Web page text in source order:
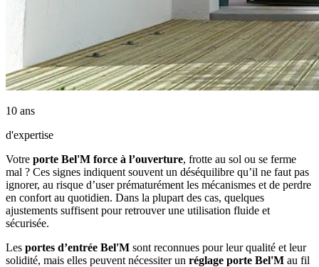
10 ans
d'expertise
Votre porte Bel'M force à l’ouverture, frotte au sol ou se ferme
mal ? Ces signes indiquent souvent un déséquilibre qu’il ne faut pas
ignorer, au risque d’user prématurément les mécanismes et de perdre
en confort au quotidien. Dans la plupart des cas, quelques
ajustements suffisent pour retrouver une utilisation fluide et
sécurisée.
Les portes d’entrée Bel'M sont reconnues pour leur qualité et leur
solidité, mais elles peuvent nécessiter un réglage porte Bel'M au fil